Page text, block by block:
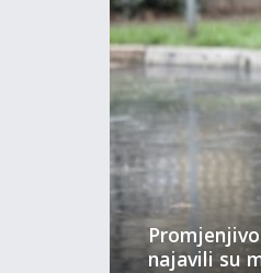
najavili su